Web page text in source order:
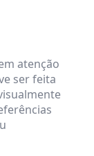
atenção
ser feita